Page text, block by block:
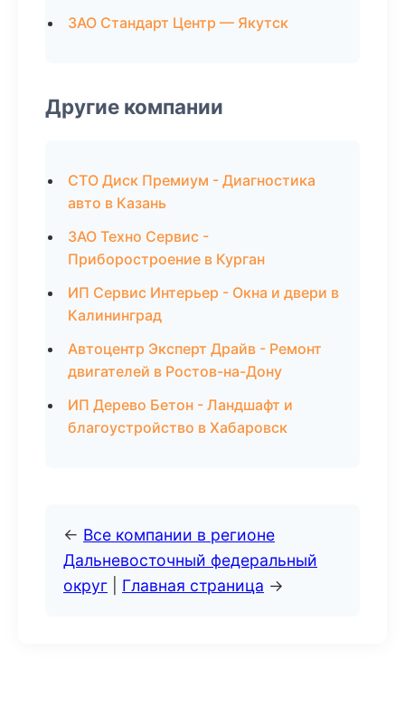
ЗАО Стандарт Центр — Якутск
Другие компании
СТО Диск Премиум - Диагностика
авто в Казань
ЗАО Техно Сервис -
Приборостроение в Курган
ИП Сервис Интерьер - Окна и двери в
Калининград
Автоцентр Эксперт Драйв - Ремонт
двигателей в Ростов-на-Дону
ИП Дерево Бетон - Ландшафт и
благоустройство в Хабаровск
← Все компании в регионе
Дальневосточный федеральный
округ
Главная страница →